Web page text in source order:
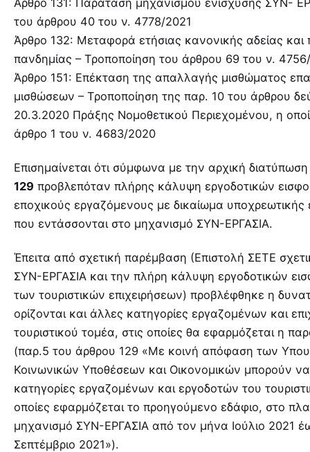
του άρθρου 40 του ν. 4778/2021
Άρθρο 132: Μεταφορά ετήσιας κανονικής αδείας και
πανδημίας – Τροποποίηση του άρθρου 69 του ν.
Άρθρο 151: Επέκταση της απαλλαγής μισθώματος
μισθώσεων – Τροποποίηση της παρ. 10 του άρθρου
20.3.2020 Πράξης Νομοθετικού Περιεχομένου, η
άρθρο 1 του ν. 4683/2020
Επισημαίνεται ότι σύμφωνα με την αρχική
129 προβλεπόταν πλήρης κάλυψη εργοδοτικών
εποχικούς εργαζόμενους με δικαίωμα
που εντάσσονται στο μηχανισμό ΣΥΝ-ΕΡΓΑΣΙΑ.
Έπειτα από σχετική παρέμβαση (Επιστολή ΣΕΤΕ
ΣΥΝ-ΕΡΓΑΣΙΑ και την πλήρη κάλυψη εργοδοτικών
των τουριστικών επιχειρήσεων) προβλέφθηκε η
ορίζονται και άλλες κατηγορίες εργαζομένων και
τουριστικού τομέα, στις οποίες θα εφαρμόζεται η
(παρ.5 του άρθρου 129 «Με κοινή απόφαση των
Κοινωνικών Υποθέσεων και Οικονομικών μπορούν να
κατηγορίες εργαζομένων και εργοδοτών του
οποίες εφαρμόζεται το προηγούμενο εδάφιο, στο
μηχανισμό ΣΥΝ-ΕΡΓΑΣΙΑ από τον μήνα Ιούλιο 2021
Σεπτέμβριο 2021»).